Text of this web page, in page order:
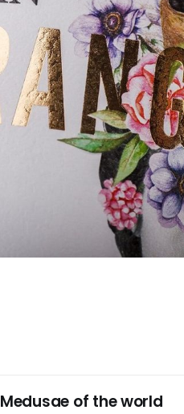
Medusae of the world